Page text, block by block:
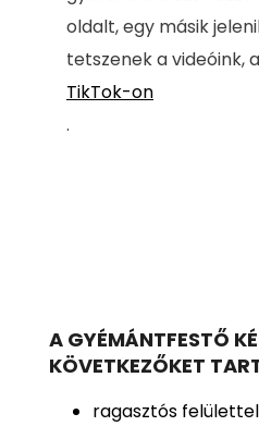
oldalt, egy másik
tetszenek a videóink,
TikTok-on
.
A GYÉMÁNTFESTŐ
KÖVETKEZŐKET
ragasztós